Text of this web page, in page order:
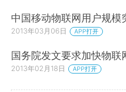
中国移动物联网用户规
2013年03月06日 APP打开
国务院发文要求加快物联
2013年02月18日 APP打开